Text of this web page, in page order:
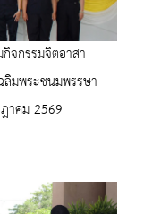
จกรรมจิตอาสา
ลิมพระชนมพรรษา
าคม 2569